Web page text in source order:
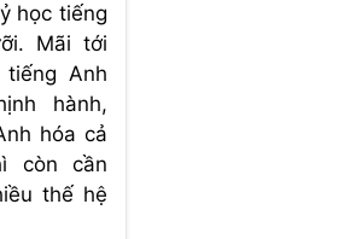
học tiếng
Mãi tới
Anh
hành,
hóa cả
còn cần
thế hệ